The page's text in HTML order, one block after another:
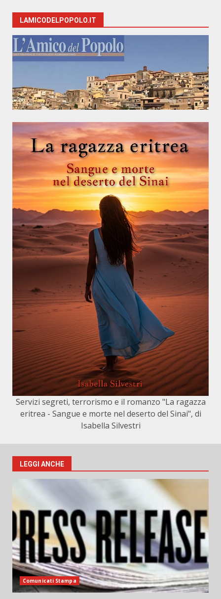
LAMICODELPOPOLO.IT
Servizi segreti, terrorismo e il romanzo "La ragazza
eritrea - Sangue e morte nel deserto del Sinai", di
Isabella Silvestri
LEGGI ANCHE
Comunicati Stampa